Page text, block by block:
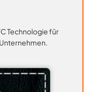
Technologie für